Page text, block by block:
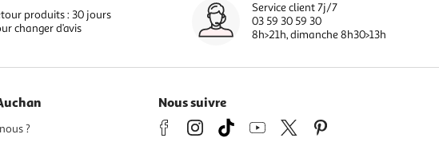
produits : 30 jours
changer d’avis
Service client 7j/7
03 59 30 59 30
8h>21h, dimanche 8h30>13h
?
Nous suivre